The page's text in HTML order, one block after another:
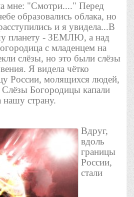
мне: "Смотри...." Перед
образовались облака, но
и я увидела...В
планету - ЗЕМЛЮ, а над
с младенцем на
слёзы, но это были слёзы
Я видела чётко
России, молящихся людей,
Богородицы капали
страну.
Вдруг,
вдоль
границы
России,
стали